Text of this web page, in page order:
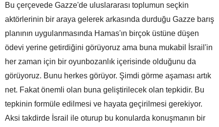
Bu çerçevede Gazze'de uluslararası toplumun seçkin
aktörlerinin bir araya gelerek arkasında durduğu Gazze barış
planının uygulanmasında Hamas'ın birçok üstüne düşen
ödevi yerine getirdiğini görüyoruz ama buna mukabil İsrail'in
her zaman için bir oyunbozanlık içerisinde olduğunu da
görüyoruz. Bunu herkes görüyor. Şimdi görme aşaması artık
net. Fakat önemli olan buna geliştirilecek olan tepkidir. Bu
tepkinin formüle edilmesi ve hayata geçirilmesi gerekiyor.
Aksi takdirde İsrail ile oturup bu konularda konuşmanın bir